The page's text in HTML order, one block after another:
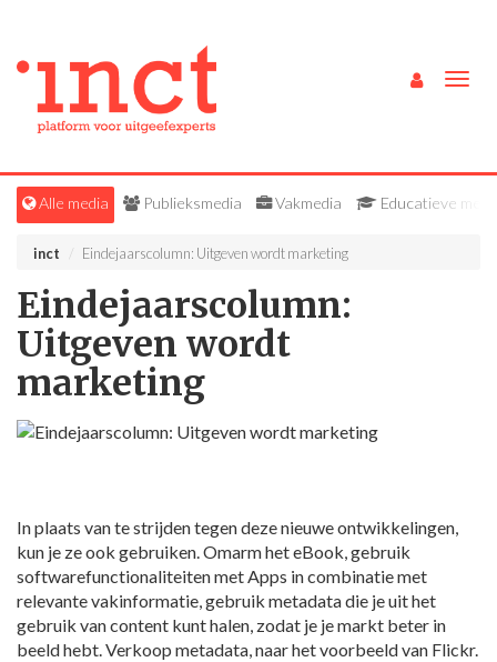
Alle media Publieksmedia Vakmedia Educatieve
inct Eindejaarscolumn: Uitgeven wordt marketing
Eindejaarscolumn:
Uitgeven wordt
marketing
In plaats van te strijden tegen deze nieuwe ontwikkelingen,
kun je ze ook gebruiken. Omarm het eBook, gebruik
softwarefunctionaliteiten met Apps in combinatie met
relevante vakinformatie, gebruik metadata die je uit het
gebruik van content kunt halen, zodat je je markt beter in
beeld hebt. Verkoop metadata, naar het voorbeeld van Flickr.